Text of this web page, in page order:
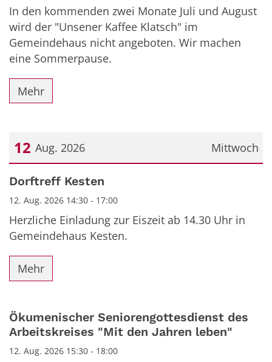
In den kommenden zwei Monate Juli und August
wird der "Unsener Kaffee Klatsch" im
Gemeindehaus nicht angeboten. Wir machen
eine Sommerpause.
Mehr
Mittwoch
12 Aug. 2026
Datum: 12. August 2026
Dorftreff Kesten
12. Aug. 2026 14:30 - 17:00
Herzliche Einladung zur Eiszeit ab 14.30 Uhr in
Gemeindehaus Kesten.
Mehr
Ökumenischer Seniorengottesdienst des
Arbeitskreises "Mit den Jahren leben"
12. Aug. 2026 15:30 - 18:00